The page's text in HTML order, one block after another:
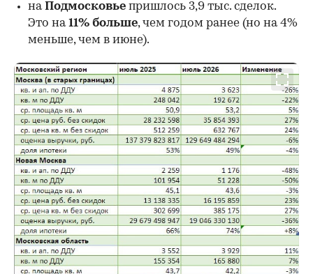
наПодмосковье пришлось 3,9 тыс. сделок.
Это на11% больше, чем годом ранее (но на 4%
меньше, чем в июне).